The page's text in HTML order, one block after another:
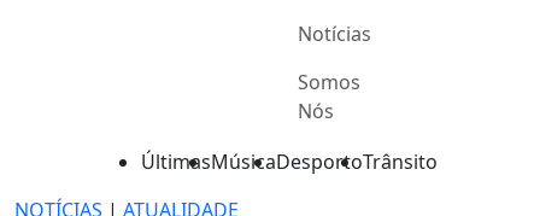
Notícias
Somos
Nós
ÚltimasMúsicaDesportoTrânsito
NOTÍCIAS | ATUALIDADE